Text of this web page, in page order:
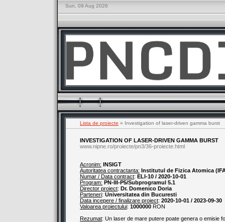
Sun, 09 Aug 2026
Lista de proiecte » Investigation of laser-driven gamma burst
INVESTIGATION OF LASER-DRIVEN GAMMA BURST
www.nipne.ro/proiecte/pn3/36-proiecte.html
Acronim: INSIGT
Autoritatea contractanta: Institutul de Fizica Atomica
Numar / Data contract: ELI-10 / 2020-10-01
Program: PN-III-P5/Subprogramul 5.1
Director proiect: Dr. Domenico Doria
Parteneri: Universitatea din Bucuresti
Data incepere / finalizare proiect: 2020-10-01 / 2023-09-30
Valoarea proiectului: 1000000 RON
Rezumat: Un laser de mare putere poate genera o emisie